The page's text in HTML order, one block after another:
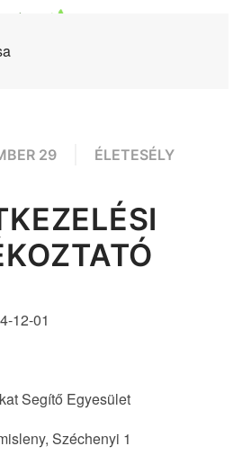
29 ÉLETESÉLY
12-01
Segítő Egyesület
Széchenyi 1